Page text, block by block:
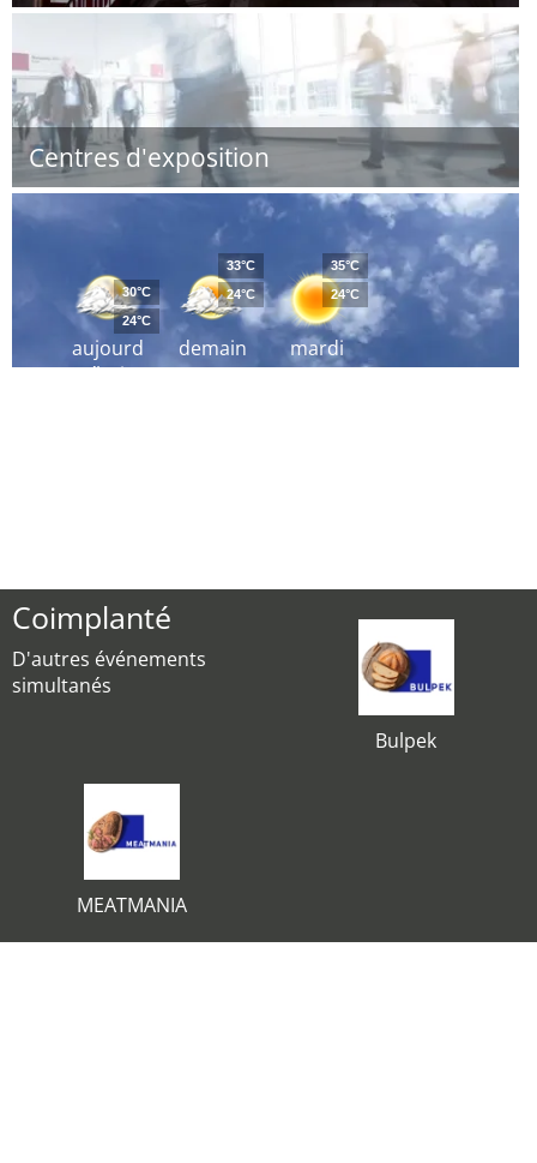
Centres d'exposition
aujourd
´hui
30°C
24°C
demain
33°C
24°C
mardi
35°C
24°C
Coimplanté
D'autres événements
simultanés
Bulpek
MEATMANIA